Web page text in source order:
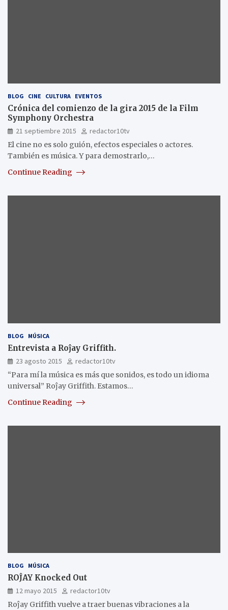
BLOG CINE CULTURA EVENTOS
Crónica del comienzo de la gira 2015 de la Film
Symphony Orchestra
21 septiembre 2015
redactor10tv
El cine no es solo guión, efectos especiales o actores.
También es música. Y para demostrarlo,…
Continue Reading
BLOG MÚSICA
Entrevista a Roĵay Griffith.
23 agosto 2015
redactor10tv
“Para mí la música es más que sonidos, es todo un idioma
universal” Roĵay Griffith. Estamos…
Continue Reading
BLOG MÚSICA
ROĴAY Knocked Out
12 mayo 2015
redactor10tv
Roĵay Griffith vuelve a traer buenas vibraciones a la